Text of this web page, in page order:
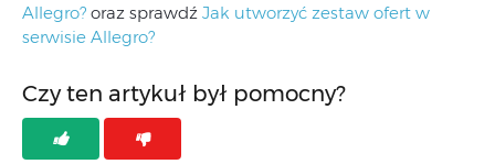
Allegro? oraz sprawdź Jak utworzyć zestaw ofert w
serwisie Allegro?
Czy ten artykuł był pomocny?